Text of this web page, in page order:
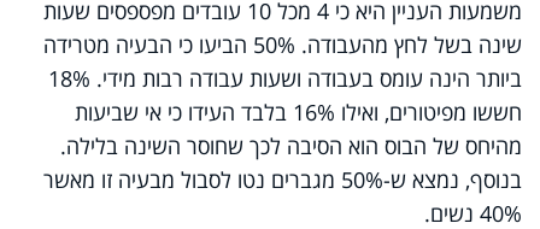
משמעות העניין היא כי 4 מכל 10 עובדים מפספסים שעות
שינה בשל לחץ מהעבודה. 50% הביעו כי הבעיה מטרידה
ביותר הינה עומס בעבודה ושעות עבודה רבות מידי. 18%
חששו מפיטורים, ואילו 16% בלבד העידו כי אי שביעות
מהיחס של הבוס הוא הסיבה לכך שחוסר השינה בלילה.
בנוסף, נמצא ש-50% מגברים נטו לסבול מבעיה זו מאשר
40% נשים.